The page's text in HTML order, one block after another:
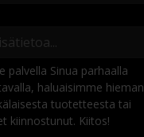
palvella Sinua parhaalla
haluaisimme hieman
tuotetteesta tai
kiinnostunut. Kiitos!